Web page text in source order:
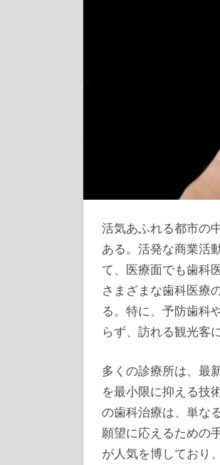
活気あふれる都市の
ある。 活発な商業活
て、医療面でも歯科
さまざまな歯科医療
る。特に、予防歯科
らず、訪れる観光客
多くの診療所は、最
を最小限に抑える技
の歯科治療は、単な
願望に応えるための
が人気を博しており